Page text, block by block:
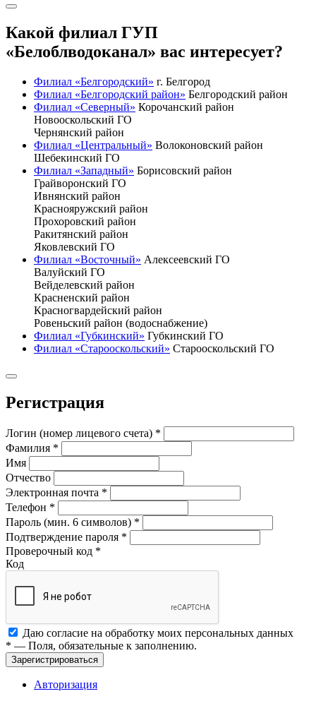
Какой филиал ГУП
«Белоблводоканал» вас интересует?
Филиал «Белгородский» г. Белгород
Филиал «Белгородский район» Белгородский район
Филиал «Северный» Корочанский район
Новооскольский ГО
Чернянский район
Филиал «Центральный» Волоконовский район
Шебекинский ГО
Филиал «Западный» Борисовский район
Грайворонский ГО
Ивнянский район
Краснояружский район
Прохоровский район
Ракитянский район
Яковлевский ГО
Филиал «Восточный» Алексеевский ГО
Валуйский ГО
Вейделевский район
Красненский район
Красногвардейский район
Ровеньский район (водоснабжение)
Филиал «Губкинский» Губкинский ГО
Филиал «Старооскольский» Старооскольский ГО
Регистрация
Логин (номер лицевого счета) *
Фамилия *
Имя
Отчество
Электронная почта *
Телефон *
Пароль (мин. 6 символов) *
Подтверждение пароля *
Проверочный код *
Код
Даю согласие на обработку моих персональных данных
* — Поля, обязательные к заполнению.
Зарегистрироваться
Авторизация